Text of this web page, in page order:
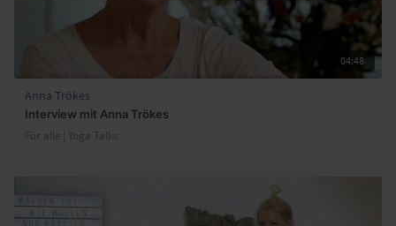
04:48
Anna Trökes
Interview mit Anna Trökes
Für alle | Yoga Talks